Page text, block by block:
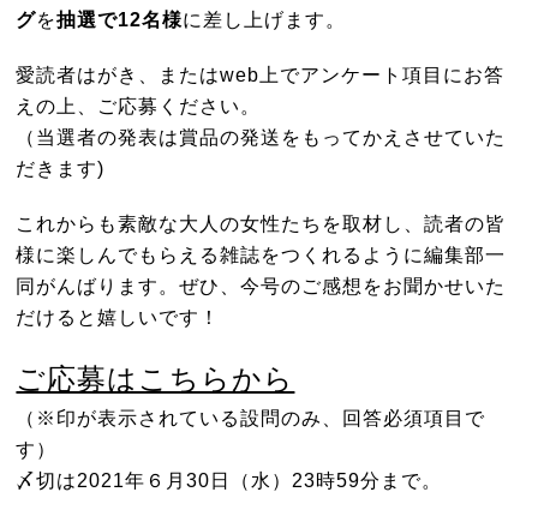
グを抽選で12名様に差し上げます。
愛読者はがき、またはweb上でアンケート項目にお答
えの上、ご応募ください。
（当選者の発表は賞品の発送をもってかえさせていた
だきます)
これからも素敵な大人の女性たちを取材し、読者の皆
様に楽しんでもらえる雑誌をつくれるように編集部一
同がんばります。ぜひ、今号のご感想をお聞かせいた
だけると嬉しいです！
ご応募はこちらから
（※印が表示されている設問のみ、回答必須項目で
す）
〆切は2021年６月30日（水）23時59分まで。